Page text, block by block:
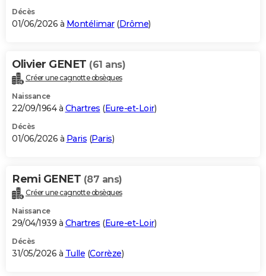
Décès
01/06/2026 à Montélimar(Drôme)
Olivier GENET (61 ans)
Créer une cagnotte obsèques
Naissance
22/09/1964 à Chartres (Eure-et-Loir)
Décès
01/06/2026 à Paris (Paris)
Remi GENET (87 ans)
Créer une cagnotte obsèques
Naissance
29/04/1939 à Chartres (Eure-et-Loir)
Décès
31/05/2026 à Tulle (Corrèze)